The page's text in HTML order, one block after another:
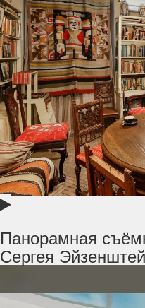
Панорамная
Сергея